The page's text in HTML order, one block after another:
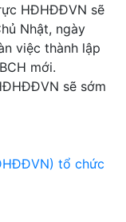
HĐHĐĐVN sẽ
Nhật, ngày
việc thành lập
mới.
sẽ sớm
tổ chức